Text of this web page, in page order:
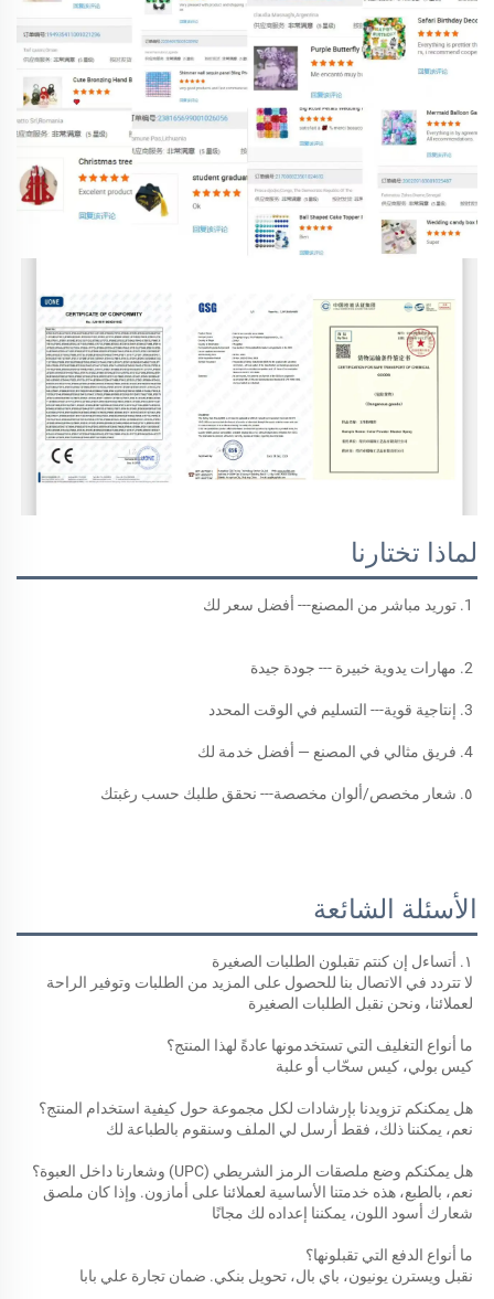
لماذا تختارنا
1. توريد مباشر من المصنع--- أفضل سعر لك
2. مهارات يدوية خبيرة --- جودة جيدة
3. إنتاجية قوية--- التسليم في الوقت المحدد
4. فريق مثالي في المصنع — أفضل خدمة لك
٥. شعار مخصص/ألوان مخصصة--- نحقق طلبك حسب رغبتك
الأسئلة الشائعة
١. أتساءل إن كنتم تقبلون الطلبات الصغيرة
لعملائنا، ونحن نقبل الطلبات الصغيرة
ما أنواع التغليف التي تستخدمونها عادةً لهذا المنتج؟
كيس بولي، كيس سحّاب أو علبة
هل يمكنكم تزويدنا بإرشادات لكل مجموعة حول كيفية استخدام المنتج؟
نعم، يمكننا ذلك، فقط أرسل لي الملف وسنقوم بالطباعة لك
هل يمكنكم وضع ملصقات الرمز الشريطي (UPC) وشعارنا داخل العبوة؟
شعارك أسود اللون، يمكننا إعداده لك مجانًا
ما أنواع الدفع التي تقبلونها؟
نقبل ويسترن يونيون، باي بال، تحويل بنكي. ضمان تجارة علي بابا